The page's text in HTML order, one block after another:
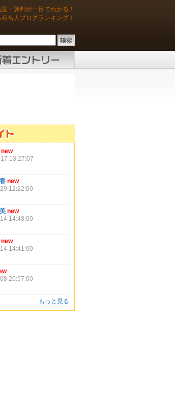
・評判が一目でわかる！
名人ブログランキング！
new
13:27:07
new
12:22:00
new
14:48:00
new
14:41:00
20:57:00
もっと見る